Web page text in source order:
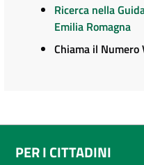
Ricerca nella
Emilia Romagna
Chiama il
PER I CITTADINI